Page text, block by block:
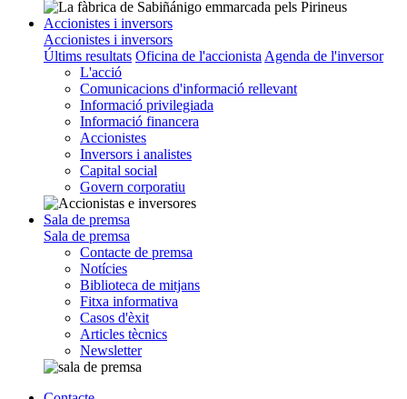
Accionistes i inversors
Accionistes i inversors
Últims resultats Oficina de l'accionista Agenda de l'inversor
L'acció
Comunicacions d'informació rellevant
Informació privilegiada
Informació financera
Accionistes
Inversors i analistes
Capital social
Govern corporatiu
Sala de premsa
Sala de premsa
Contacte de premsa
Notícies
Biblioteca de mitjans
Fitxa informativa
Casos d'èxit
Articles tècnics
Newsletter